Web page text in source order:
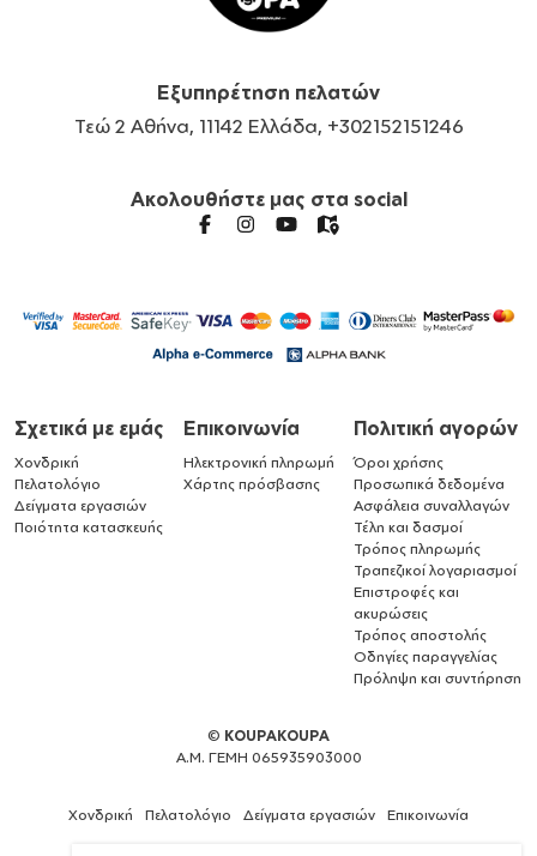
Εξυπηρέτηση πελατών
Τεώ 2 Αθήνα, 11142 Ελλάδα, +302152151246
Ακολουθήστε μας στα social
Σχετικά με εμάς
Χονδρική
Πελατολόγιο
Δείγματα εργασιών
Ποιότητα κατασκευής
Επικοινωνία
Ηλεκτρονική πληρωμή
Χάρτης πρόσβασης
Πολιτική αγορών
Όροι χρήσης
Προσωπικά δεδομένα
Ασφάλεια συναλλαγών
Τέλη και δασμοί
Τρόπος πληρωμής
Τραπεζικοί λογαριασμοί
Επιστροφές και
ακυρώσεις
Τρόπος αποστολής
Οδηγίες παραγγελίας
Πρόληψη και συντήρηση
© KOUPAKOUPA
Α.Μ. ΓΕΜΗ 065935903000
Χονδρική Πελατολόγιο Δείγματα εργασιών Επικοινωνία